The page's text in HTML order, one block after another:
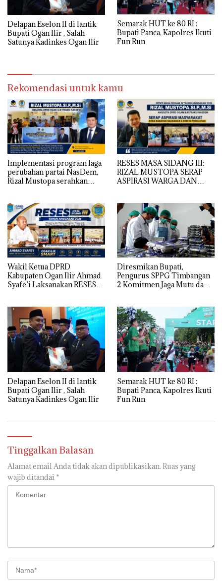
Delapan Eselon II di lantik
Bupati Ogan Ilir , Salah
Satunya Kadinkes Ogan Ilir
Semarak HUT ke 80 RI :
Bupati Panca, Kapolres Ikuti
Fun Run
Rekomendasi untuk kamu
Implementasi program laga
perubahan partai NasDem,
Rizal Mustopa serahkan
RESES MASA SIDANG III:
RIZAL MUSTOPA SERAP
ASPIRASI WARGA DAN
HUDA
Wakil Ketua DPRD
Kabupaten Ogan Ilir Ahmad
Syafe’i Laksanakan RESES
Langsung Aspirasi
Masyarakat
Diresmikan Bupati,
Pengurus SPPG Timbangan
2 Komitmen Jaga Mutu dan
Delapan Eselon II di lantik
Bupati Ogan Ilir , Salah
Satunya Kadinkes Ogan Ilir
Semarak HUT ke 80 RI :
Bupati Panca, Kapolres Ikuti
Fun Run
Tinggalkan Balasan
Alamat email Anda tidak akan dipublikasikan. Ruas yang
wajib ditandai *